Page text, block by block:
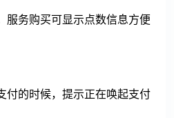
服务购买可显示点数信息方便
付的时候，提示正在唤起支付